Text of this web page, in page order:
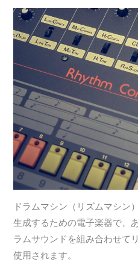
ドラムマシン（リズムマシン
生成するための電子楽器で、
ラムサウンドを組み合わせて
使用されます。